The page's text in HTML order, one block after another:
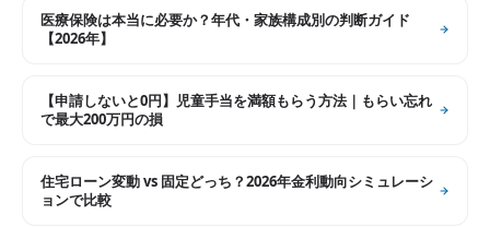
医療保険は本当に必要か？年代・家族構成別の判断ガイド
【2026年】
【申請しないと0円】児童手当を満額もらう方法｜もらい忘れ
で最大200万円の損
住宅ローン変動 vs 固定どっち？2026年金利動向シミュレーシ
ョンで比較